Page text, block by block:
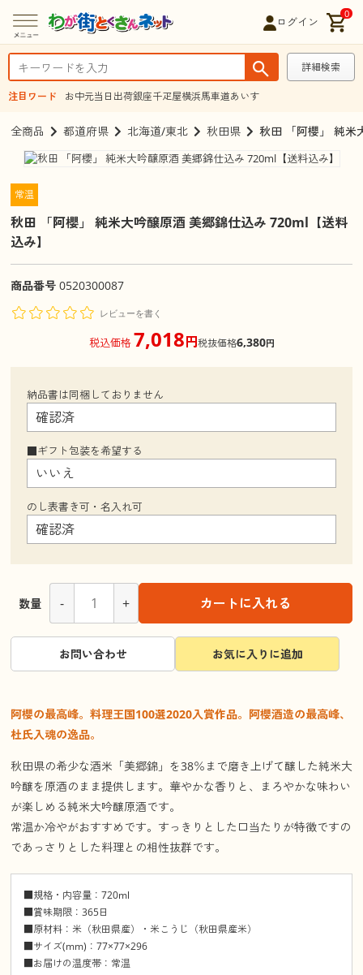
ログイン
0
詳細検索
注目ワード お中元当日出荷銀座千疋屋横浜馬車道あいす
全商品 都道府県 北海道/東北 秋田県 秋田 「阿櫻」 純米
常温
秋田 「阿櫻」 純米大吟醸原酒 美郷錦仕込み 720ml【送料
込み】
商品番号 0520300087
レビューを書く
税込価格7,018円税抜価格6,380円
納品書は同梱しておりません
■ギフト包装を希望する
のし表書き可・名入れ可
数量 - + カートに入れる
お問い合わせ お気に入りに追加
阿櫻の最高峰。料理王国100選2020入賞作品。阿櫻酒造の最高峰、
杜氏入魂の逸品。
秋田県の希少な酒米「美郷錦」を38％まで磨き上げて醸した純米大
吟醸を原酒のまま提供します。華やかな香りと、まろやかな味わい
が楽しめる純米大吟醸原酒です。
常温か冷やがおすすめです。すっきりとした口当たりが特徴ですの
であっさりとした料理との相性抜群です。
■規格・内容量：720ml
■賞味期限：365日
■原材料：米（秋田県産）・米こうじ（秋田県産米）
■サイズ(mm)：77×77×296
■お届けの温度帯：常温